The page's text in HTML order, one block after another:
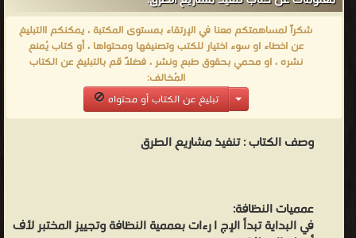
خالي مف السكاف وبعيد في نفس الوقت أيضاً المعدات المستخدمة في
أعمال الإ ا زلة : وىي الألة التي تقو بإ ا زلة وتكوي الدفاف ومف ث
تحميمة في السيا ا رت لكي يتثى التخمص منيا في مكاف بعيد ونائي
عف المساكف . 2 المختبر : - وىو الذي يقو بدور اخذ العينة أثناء عممية
الحفر أو بعد العممية فتكوف أخذ العينة مف أماكف متفرقة ويت فحص
التربة عف طريؽ cbr فحوصات التربة : التدرج الحبيبي البروكتور حد
السيولو حد المدونو – - - الأجيزة التي تستخدم في المختبر : * جياز أصمب
يستخد في قياس تيدؿ الخرسانة - * جياز قياس الح ا ررة في الخرسانة
من الطرق والكباري كتب الهندسة - مكتبة كتب الهندسة والتكنولوجيا.
شكراً لمساهمتكم معنا في الإرتقاء بمستوى المكتبة ، يمكنكم االتبليغ
عن اخطاء او سوء اختيار للكتب وتصنيفها ومحتواها ، أو كتاب يُمنع
نشره ، او محمي بحقوق طبع ونشر ، فضلاً قم بالتبليغ عن الكتاب
المُخالف:
تبليغ عن الكتاب أو محتواه
وصف الكتاب :تنفيذ مشاريع الطرق
عمميات النظافة:
في البداية تبدأ الإج ا رءات بعممية النظافة وتجييز المختبر لأف